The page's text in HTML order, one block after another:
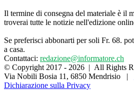
Il termine di consegna del materiale è il
troverai tutte le notizie nell'edizione
Se preferisci abbonarti per soli Fr. 68.
a casa.
Contattaci: redazione@informatore.ch
© Copyright 2017 - 2026 | All Rights
Via Nobili Bosia 11, 6850 Mendrisio |
Dichiarazione sulla Privacy